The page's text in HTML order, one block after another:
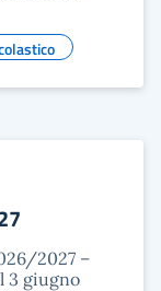
2027 –
3 giugno